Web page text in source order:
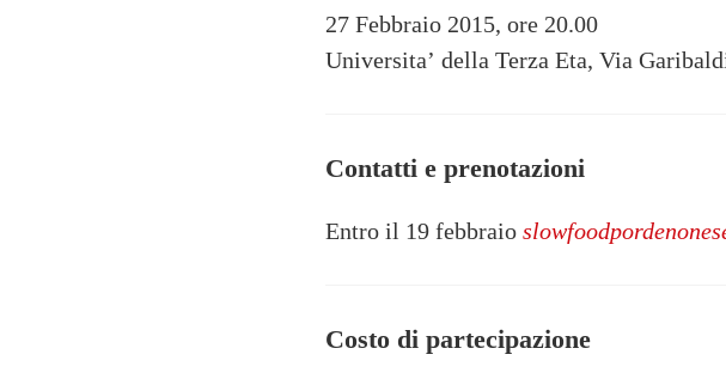
27 Febbraio 2015, ore 20.00
Universita’ della Terza Eta, Via
Contatti e prenotazioni
Entro il 19 febbraio
Costo di partecipazione